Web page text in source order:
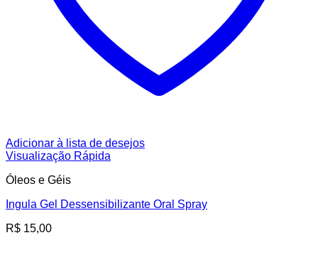
Adicionar à lista de desejos
Visualização Rápida
Óleos e Géis
Ingula Gel Dessensibilizante Oral Spray
R$ 15,00